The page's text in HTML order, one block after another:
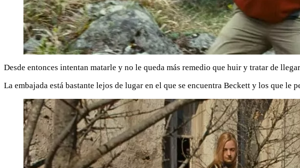
Desde entonces intentan matarle y no le queda más remedio que huir y tratar de
La embajada está bastante lejos de lugar en el que se encuentra Beckett y los que le